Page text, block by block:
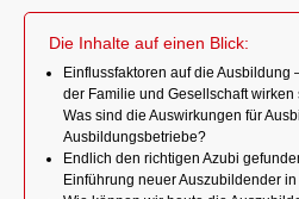
Die Inhalte auf einen Blick:
Einflussfaktoren auf die
der Familie und Gesellschaft
Was sind die Auswirkungen für
Ausbildungsbetriebe?
Endlich den richtigen Azubi
Einführung neuer Auszubildender